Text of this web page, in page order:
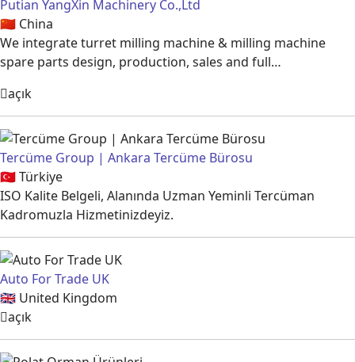
Putian YangXin Machinery Co.,Ltd
🇨🇳 China
We integrate turret milling machine & milling machine
spare parts design, production, sales and full…
açık
Tercüme Group | Ankara Tercüme Bürosu
🇹🇷Türkiye
ISO Kalite Belgeli, Alanında Uzman Yeminli Tercüman
Kadromuzla Hizmetinizdeyiz.
Auto For Trade UK
🇬🇧 United Kingdom
açık